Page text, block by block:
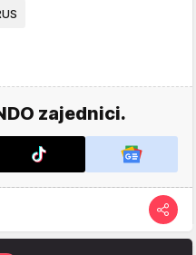
zajednici.